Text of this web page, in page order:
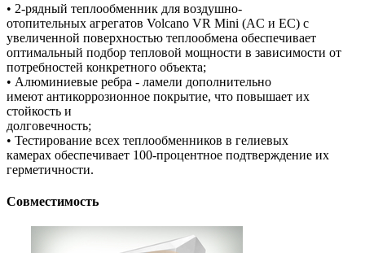
• 2-рядный теплообменник для воздушно-
отопительных агрегатов Volcano VR Mini (AC и EC) с
увеличенной поверхностью теплообмена обеспечивает
оптимальный подбор тепловой мощности в зависимости от
потребностей конкретного объекта;
• Алюминиевые ребра - ламели дополнительно
имеют антикоррозионное покрытие, что повышает их
стойкость и
долговечность;
• Тестирование всех теплообменников в гелиевых
камерах обеспечивает 100-процентное подтверждение их
герметичности.
Совместимость